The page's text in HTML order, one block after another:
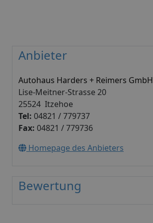
Anbieter
Autohaus Harders + Reimers GmbH
Lise-Meitner-Strasse 20
25524 Itzehoe
Tel: 04821 / 779737
Fax: 04821 / 779736
Homepage des Anbieters
Bewertung